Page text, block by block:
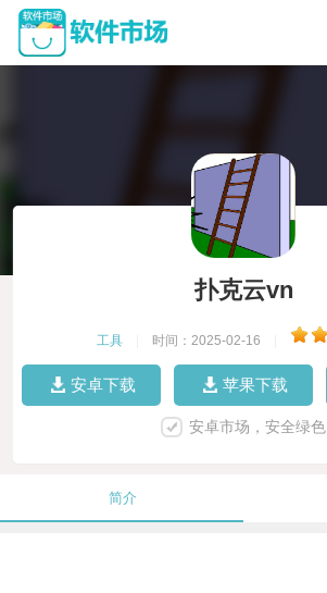
扑克云vn
工具 时间：2025-02-16
安卓下载 苹果下载
安卓市场，安全绿色
简介